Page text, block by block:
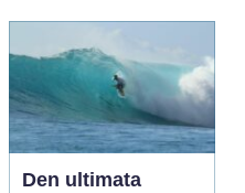
Den ultimata